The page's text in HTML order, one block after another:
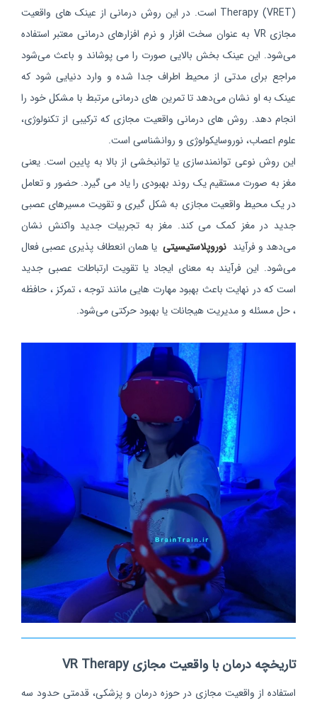
Therapy (VRET) است. در این روش درمانی از عینک‌ های واقعیت
مجازی VR به عنوان سخت افزار و نرم افزارهای درمانی معتبر استفاده
می‌شود. این عینک بخش بالایی صورت را می‌ پوشاند و باعث می‌شود
مراجع برای مدتی از محیط اطراف جدا شده و وارد دنیایی شود که
عینک به او نشان می‌دهد تا تمرین های درمانی مرتبط با مشکل خود را
انجام دهد. روش های درمانی واقعیت مجازی که ترکیبی از تکنولوژی،
علوم اعصاب، نوروسایکولوژی و روانشناسی است.
این روش نوعی توانمندسازی یا توانبخشی از بالا به پایین است. یعنی
مغز به صورت مستقیم یک روند بهبودی را یاد می گیرد.حضور و تعامل
در یک محیط واقعیت مجازی به شکل‌ گیری و تقویت مسیرهای عصبی
جدید در مغز کمک می کند. مغز به تجربیات جدید واکنش نشان
می‌دهد و فرآیند نوروپلاستیسیتی یا همان انعطاف‌ پذیری عصبی فعال
می‌شود. این فرآیند به معنای ایجاد یا تقویت ارتباطات عصبی جدید
است که در نهایت باعث بهبود مهارت‌ هایی مانند توجه ، تمرکز ، حافظه
، حل مسئله و مدیریت هیجانات یا بهبود حرکتی می‌شود.
تاریخچه درمان با واقعیت مجازیVR Therapy
استفاده از واقعیت مجازی در حوزه درمان و پزشکی، قدمتی حدود سه